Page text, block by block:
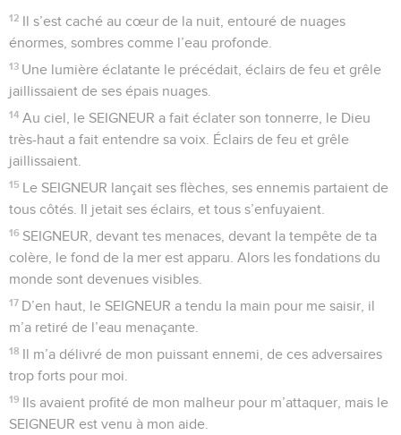
12 Il s’est caché au cœur de la nuit, entouré de nuages
énormes, sombres comme l’eau profonde.
13 Une lumière éclatante le précédait, éclairs de feu et grêle
jaillissaient de ses épais nuages.
14 Au ciel, le SEIGNEUR a fait éclater son tonnerre, le Dieu
très-haut a fait entendre sa voix. Éclairs de feu et grêle
jaillissaient.
15 Le SEIGNEUR lançait ses flèches, ses ennemis partaient de
tous côtés. Il jetait ses éclairs, et tous s’enfuyaient.
16 SEIGNEUR, devant tes menaces, devant la tempête de ta
colère, le fond de la mer est apparu. Alors les fondations du
monde sont devenues visibles.
17 D’en haut, le SEIGNEUR a tendu la main pour me saisir, il
m’a retiré de l’eau menaçante.
18 Il m’a délivré de mon puissant ennemi, de ces adversaires
trop forts pour moi.
19 Ils avaient profité de mon malheur pour m’attaquer, mais le
SEIGNEUR est venu à mon aide.